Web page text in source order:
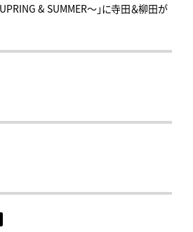
& SUMMER～」に寺田＆柳田が